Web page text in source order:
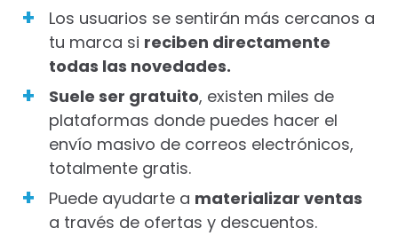
Los usuarios se sentirán más cercanos a
tu marca si reciben directamente
todas las novedades.
Suele ser gratuito, existen miles de
plataformas donde puedes hacer el
envío masivo de correos electrónicos,
totalmente gratis.
Puede ayudarte a materializar ventas
a través de ofertas y descuentos.